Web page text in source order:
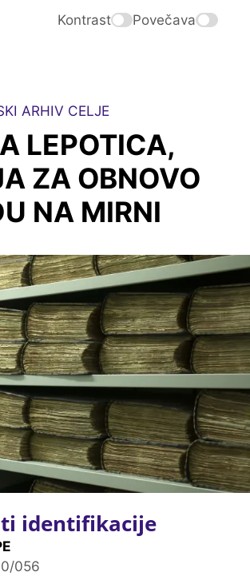
Kontrast Povečava
ARHIV CELJE
LEPOTICA,
ZA OBNOVO
NA MIRNI
identifikacije
056